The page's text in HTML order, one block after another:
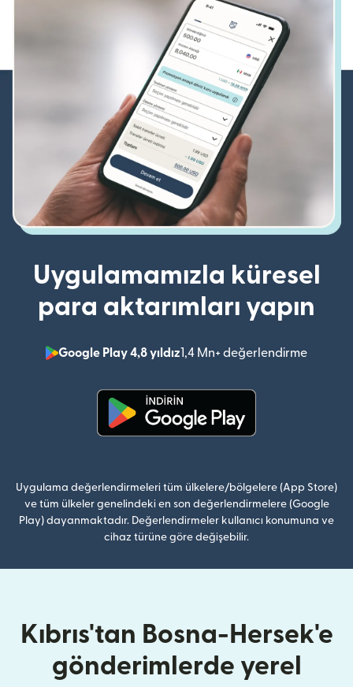
Uygulamamızla küresel
para aktarımları yapın
Google Play 4,8 yıldız1,4 Mn+ değerlendirme
Uygulama değerlendirmeleri tüm ülkelere/bölgelere (App Store)
ve tüm ülkeler genelindeki en son değerlendirmelere (Google
Play) dayanmaktadır. Değerlendirmeler kullanıcı konumuna ve
cihaz türüne göre değişebilir.
Kıbrıs'tan Bosna-Hersek'e
gönderimlerde yerel